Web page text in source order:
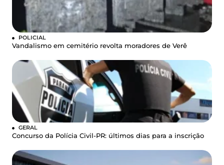
POLICIAL
Vandalismo em cemitério revolta moradores de Verê
GERAL
Concurso da Polícia Civil-PR: últimos dias para a inscrição